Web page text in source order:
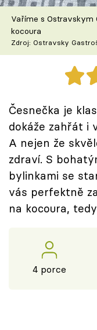
Speciál:
Těhotnej
Sledujte prima+
Přihlášení
Sledujte nás
Vaříme s Ostravskym
kocoura
Zdroj: Ostravsky
Česnečka je
dokáže zahřát i
A nejen že
zdraví. S
bylinkami se
vás perfektně
na kocoura,
4 porce